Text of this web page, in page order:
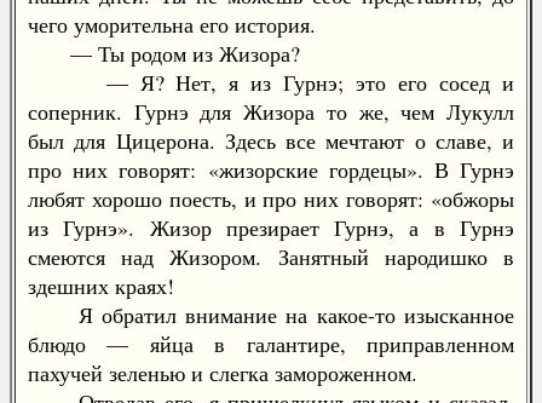
чего уморительна его история.
— Ты родом из Жизора?
— Я? Нет, я из Гурнэ; это его сосед и
соперник. Гурнэ для Жизора то же, чем Лукулл
был для Цицерона. Здесь все мечтают о славе, и
про них говорят: «жизорские гордецы». В Гурнэ
любят хорошо поесть, и про них говорят: «обжоры
из Гурнэ». Жизор презирает Гурнэ, а в Гурнэ
смеются над Жизором. Занятный народишко в
здешних краях!
Я обратил внимание на какое-то изысканное
блюдо — яйца в галантире, приправленном
пахучей зеленью и слегка замороженном.